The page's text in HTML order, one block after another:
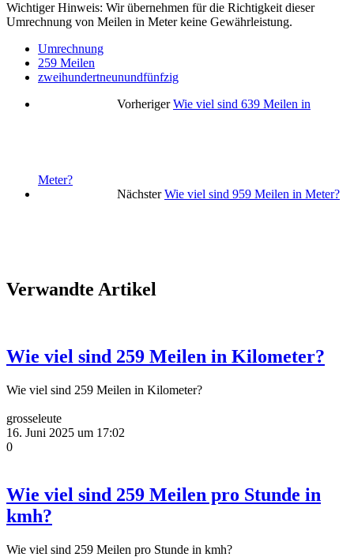
Wichtiger Hinweis: Wir übernehmen für die Richtigkeit dieser
Umrechnung von Meilen in Meter keine Gewährleistung.
Umrechnung
259 Meilen
zweihundertneunundfünfzig
Vorheriger Wie viel sind 639 Meilen in
Meter?
Nächster Wie viel sind 959 Meilen in Meter?
Verwandte Artikel
Wie viel sind 259 Meilen in Kilometer?
Wie viel sind 259 Meilen in Kilometer?
grosseleute
16. Juni 2025 um 17:02
0
Wie viel sind 259 Meilen pro Stunde in
kmh?
Wie viel sind 259 Meilen pro Stunde in kmh?